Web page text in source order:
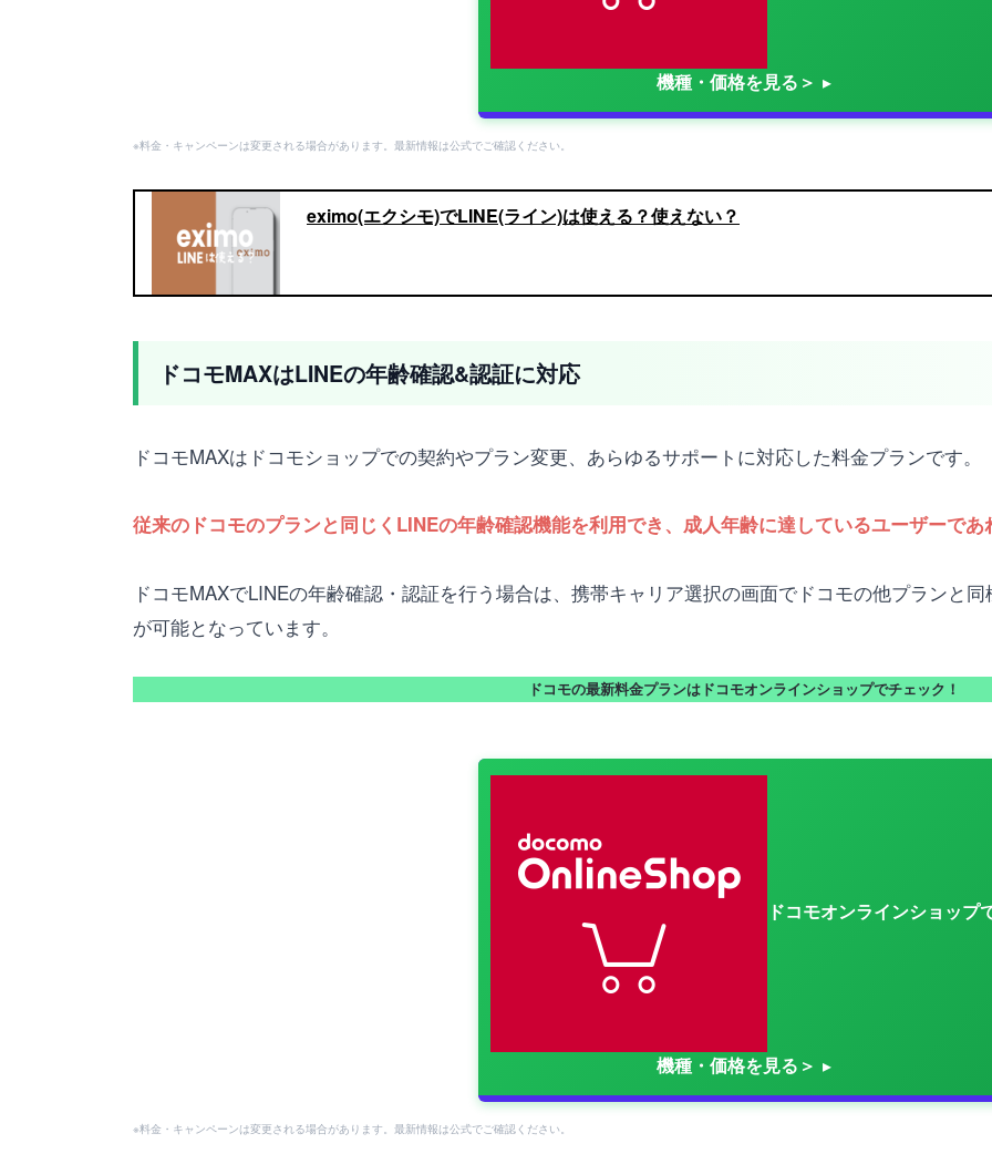
機種・価格を見る＞
※料金・キャンペーンは変更される場合があります。最新情報は公式でご確認ください。
eximo(エクシモ)でLINE(ライン)は使える？使えない？
ドコモMAXはLINEの年齢確認&認証に対応
ドコモMAXはドコモショップでの契約やプラン変更、あらゆるサポートに対応した料金プランです。
従来のドコモのプランと同じくLINEの年齢確認機能を利用でき、成人年齢に達しているユーザーで
ドコモMAXでLINEの年齢確認・認証を行う場合は、携帯キャリア選択の画面でドコモの他プランと
が可能となっています。
ドコモの最新料金プランはドコモオンラインショップでチェック！
ドコモオンラインショップ
機種・価格を見る＞
※料金・キャンペーンは変更される場合があります。最新情報は公式でご確認ください。